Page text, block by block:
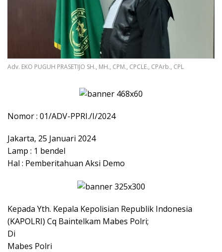
Adv. EKO PUGUH PRASETIJO SH., MH., CPM., CPCLE., CPArb., CPL
Nomor : 01/ADV-PPRI./I/2024
Jakarta, 25 Januari 2024
Lamp : 1 bendel
Hal : Pemberitahuan Aksi Demo
Kepada Yth. Kepala Kepolisian Republik Indonesia
(KAPOLRI) Cq Baintelkam Mabes Polri;
Di
Mabes Polri